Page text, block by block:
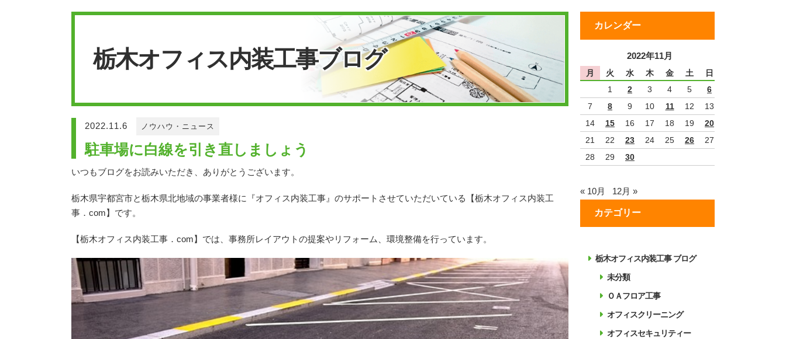
栃木オフィス内装工事ブログ
2022.11.6 ノウハウ・ニュース
駐車場に白線を引き直しましょう
いつもブログをお読みいただき、ありがとうございます。
栃木県宇都宮市と栃木県北地域の事業者様に『オフィス内装工事』のサポートさせていただいている【栃木オフィス内装工
事．com】です。
【栃木オフィス内装工事．com】では、事務所レイアウトの提案やリフォーム、環境整備を行っています。
カレンダー
2022年11月
月 火 水 木 金 土
日
1
2 3 4 5
6
7
8 9 10 11 12
13
14
15 16 17 18 19
20
21
22 23 24 25 26
27
28
29 30
« 10月 12月 »
カテゴリー
栃木オフィス内装工事 ブログ
未分類
ＯＡフロア工事
オフィスクリーニング
オフィスセキュリティー